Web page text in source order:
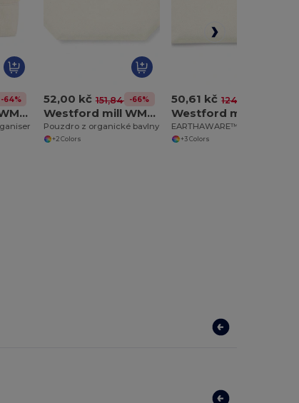
-64%
WestFord Mill WM572
52,00 kč 151,84 kč-66%
Westford mill WM840
Pouzdro z organické bavlny
+2 Colors
50,61 kč 124,34 kč
+3 Colors